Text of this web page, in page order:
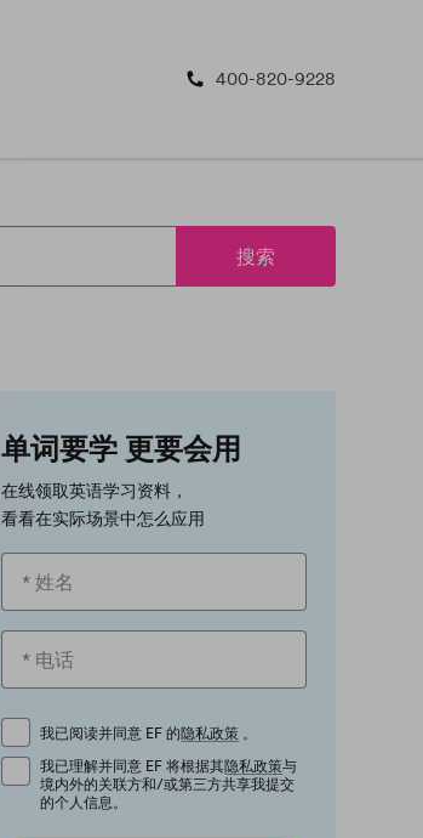
400-820-9228
搜索
单词要学 更要会用
在线领取英语学习资料，
看看在实际场景中怎么应用
我已阅读并同意 EF 的隐私政策 。
我已理解并同意 EF 将根据其隐私政策与
境内外的关联方和/或第三方共享我提交
的个人信息。